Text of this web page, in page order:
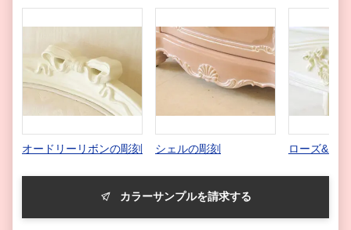
オードリーリボンの彫刻 シェルの彫刻 ローズ&リ
カラーサンプルを請求する